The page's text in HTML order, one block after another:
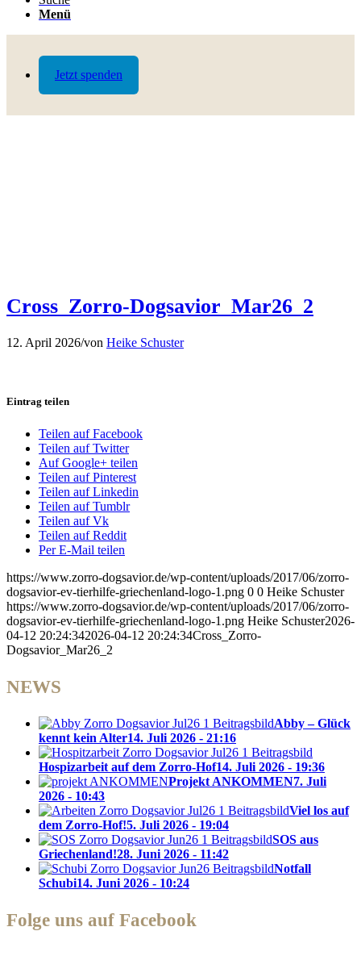
Jetzt spenden
Menü
Cross_Zorro-Dogsavior_Mar26_2
12. April 2026/von Heike Schuster
Eintrag teilen
Teilen auf Facebook
Teilen auf Twitter
Auf Google+ teilen
Teilen auf Pinterest
Teilen auf Linkedin
Teilen auf Tumblr
Teilen auf Vk
Teilen auf Reddit
Per E-Mail teilen
https://www.zorro-dogsavior.de/wp-content/uploads/2017/06/zorro-
dogsavior-ev-tierhilfe-griechenland-logo-1.png 0 0 Heike Schuster
https://www.zorro-dogsavior.de/wp-content/uploads/2017/06/zorro-
dogsavior-ev-tierhilfe-griechenland-logo-1.png Heike Schuster2026-
04-12 20:24:342026-04-12 20:24:34Cross_Zorro-
Dogsavior_Mar26_2
NEWS
Abby – Glück
kennt kein Alter14. Juli 2026 - 21:16
Hospizarbeit auf dem Zorro-Hof14. Juli 2026 - 19:36
Projekt ANKOMMEN7. Juli
2026 - 10:43
Viel los auf
dem Zorro-Hof!5. Juli 2026 - 19:04
SOS aus
Griechenland!28. Juni 2026 - 11:42
Notfall
Schubi14. Juni 2026 - 10:24
Folge uns auf Facebook